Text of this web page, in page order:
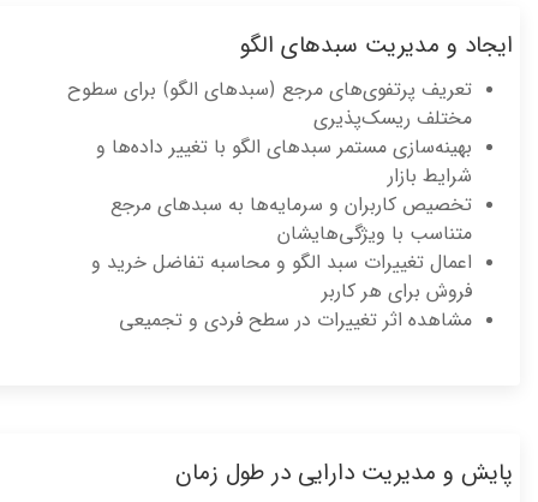
و مدیریت سبدهای الگو
تعریف پرتفوی‌های مرجع (سبدهای الگو) برای سطوح
مختلف ریسک‌پذیری
بهینه‌سازی مستمر سبدهای الگو با تغییر داده‌ها و
شرایط بازار
تخصیص کاربران و سرمایه‌ها به سبدهای مرجع
متناسب با ویژگی‌هایشان
اعمال تغییرات سبد الگو و محاسبه تفاضل خرید و
فروش برای هر کاربر
مشاهده اثر تغییرات در سطح فردی و تجمیعی
و مدیریت دارایی در طول زمان